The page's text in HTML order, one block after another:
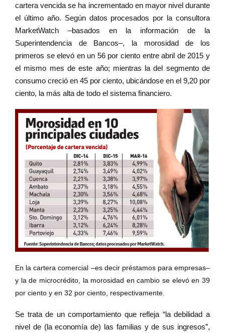
cartera vencida se ha incrementado en mayor nivel durante
el último año. Según datos procesados por la consultora
MarketWatch –basados en la información de la
Superintendencia de Bancos–, la morosidad de los
primeros se elevó en un 56 por ciento entre abril de 2015 y
el mismo mes de este año; mientras la del segmento de
consumo creció en 45 por ciento, ubicándose en el 9,20 por
ciento, la más alta de todo el sistema financiero.
En la cartera comercial –es decir préstamos para empresas–
y la de microcrédito, la morosidad en cambio se elevó en 39
por ciento y en 32 por ciento, respectivamente.
Se trata de un comportamiento que refleja “la debilidad a
nivel de (la economía de) las familias y de sus ingresos”,